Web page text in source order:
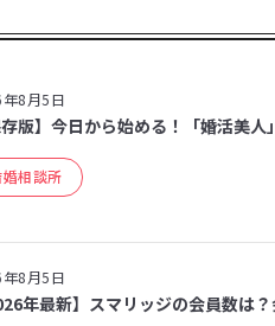
8月5日
存版】今日から始める！「婚活美
相談所
8月5日
年最新】スマリッジの会員数は